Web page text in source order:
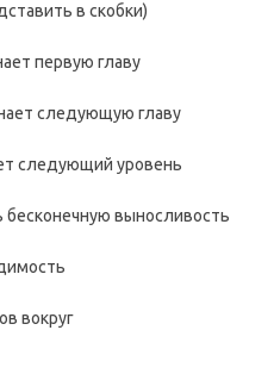
в скобки)
первую главу
следующую главу
следующий уровень
бесконечную выносливость
вокруг